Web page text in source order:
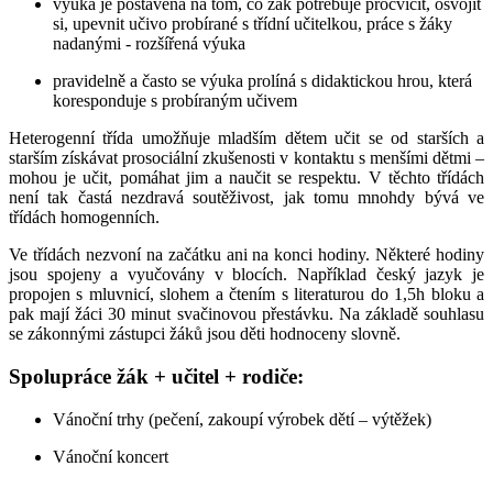
výuka je postavena na tom, co žák potřebuje procvičit, osvojit
si, upevnit učivo probírané s třídní učitelkou, práce s žáky
nadanými - rozšířená výuka
pravidelně a často se výuka prolíná s didaktickou hrou, která
koresponduje s probíraným učivem
Heterogenní třída umožňuje mladším dětem učit se od starších a
starším získávat prosociální zkušenosti v kontaktu s menšími dětmi –
mohou je učit, pomáhat jim a naučit se respektu. V těchto třídách
není tak častá nezdravá soutěživost, jak tomu mnohdy bývá ve
třídách homogenních.
Ve třídách nezvoní na začátku ani na konci hodiny. Některé hodiny
jsou spojeny a vyučovány v blocích. Například český jazyk je
propojen s mluvnicí, slohem a čtením s literaturou do 1,5h bloku a
pak mají žáci 30 minut svačinovou přestávku. Na základě souhlasu
se zákonnými zástupci žáků jsou děti hodnoceny slovně.
Spolupráce žák + učitel + rodiče:
Vánoční trhy (pečení, zakoupí výrobek dětí – výtěžek)
Vánoční koncert